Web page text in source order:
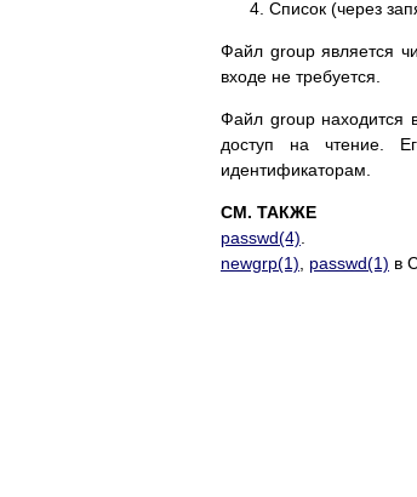
Список (через
Файл group является
входе не требуется.
Файл group находится
доступ на чтение.
идентификаторам.
СМ. ТАКЖЕ
passwd(4)
newgrp(1)
passwd(1) в